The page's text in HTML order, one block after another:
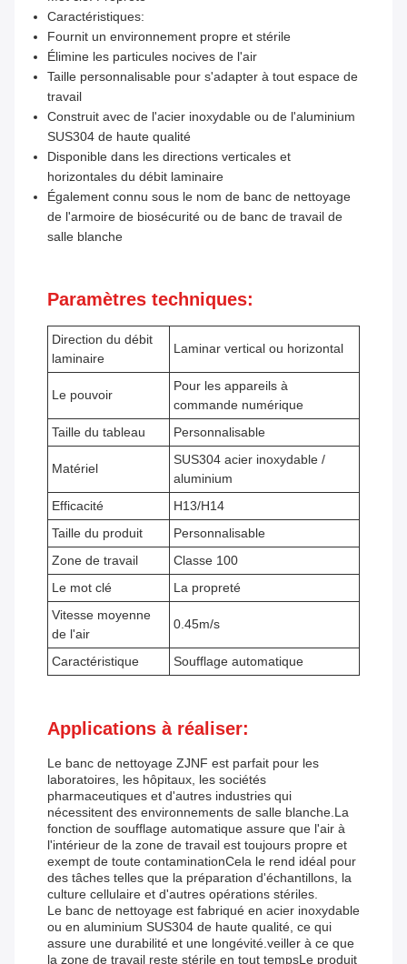
Caractéristiques:
Fournit un environnement propre et stérile
Élimine les particules nocives de l'air
Taille personnalisable pour s'adapter à tout espace de
travail
Construit avec de l'acier inoxydable ou de l'aluminium
SUS304 de haute qualité
Disponible dans les directions verticales et
horizontales du débit laminaire
Également connu sous le nom de banc de nettoyage
de l'armoire de biosécurité ou de banc de travail de
salle blanche
Paramètres techniques:
Direction du débit
laminaire
Laminar vertical ou horizontal
Le pouvoir
Pour les appareils à
commande numérique
Taille du tableau
Personnalisable
Matériel
SUS304 acier inoxydable /
aluminium
Efficacité
H13/H14
Taille du produit
Personnalisable
Zone de travail
Classe 100
Le mot clé
La propreté
Vitesse moyenne
de l'air
0.45m/s
Caractéristique Soufflage automatique
Applications à réaliser:
Le banc de nettoyage ZJNF est parfait pour les
laboratoires, les hôpitaux, les sociétés
pharmaceutiques et d'autres industries qui
nécessitent des environnements de salle blanche.La
fonction de soufflage automatique assure que l'air à
l'intérieur de la zone de travail est toujours propre et
exempt de toute contaminationCela le rend idéal pour
des tâches telles que la préparation d'échantillons, la
culture cellulaire et d'autres opérations stériles.
Le banc de nettoyage est fabriqué en acier inoxydable
ou en aluminium SUS304 de haute qualité, ce qui
assure une durabilité et une longévité.veiller à ce que
la zone de travail reste stérile en tout tempsLe produit